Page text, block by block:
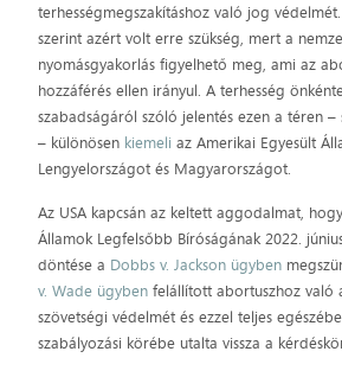
terhességmegszakításhoz való jog
szerint azért volt erre szükség, mert a
nyomásgyakorlás figyelhető meg, ami az
hozzáférés ellen irányul. A terhesség
szabadságáról szóló jelentés ezen a téren
– különösen kiemeli az Amerikai Egyesült
Lengyelországot és Magyarországot.
Az USA kapcsán az keltett aggodalmat,
Államok Legfelsőbb Bíróságának 2022.
döntése a Dobbs v. Jackson ügyben
v. Wade ügyben felállított abortuszhoz való
szövetségi védelmét és ezzel teljes
szabályozási körébe utalta vissza a